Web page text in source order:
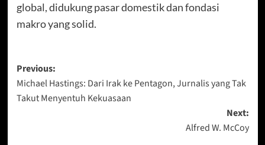
global, didukung pasar domestik dan fondasi
makro yang solid.
Post
navigation
Previous:
Michael Hastings: Dari Irak ke Pentagon, Jurnalis yang Tak
Takut Menyentuh Kekuasaan
Next:
Alfred W. McCoy